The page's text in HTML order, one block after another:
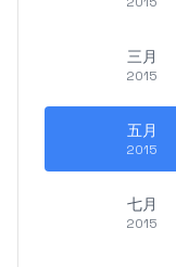
三月
2015
五月
2015
七月
2015